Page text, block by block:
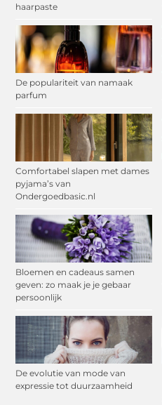
haarpaste
De populariteit van namaak
parfum
Comfortabel slapen met dames
pyjama’s van
Ondergoedbasic.nl
Bloemen en cadeaus samen
geven: zo maak je je gebaar
persoonlijk
De evolutie van mode van
expressie tot duurzaamheid